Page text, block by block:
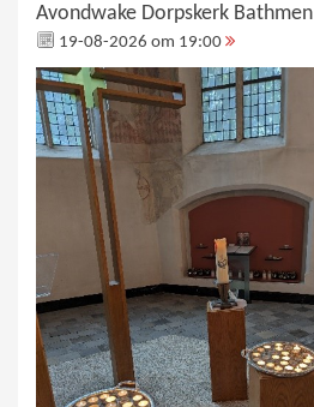
Avondwake Dorpskerk Bathmen
19-08-2026 om 19:00